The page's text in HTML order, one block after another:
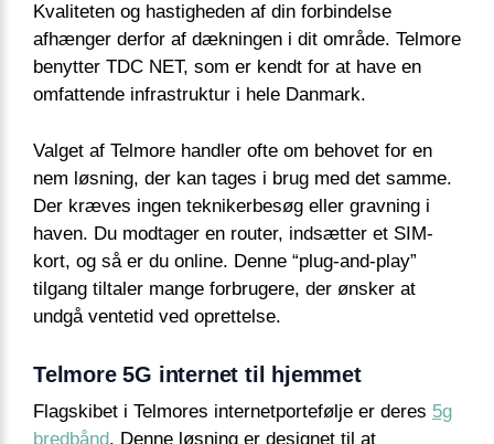
Kvaliteten og hastigheden af din forbindelse
afhænger derfor af dækningen i dit område. Telmore
benytter TDC NET, som er kendt for at have en
omfattende infrastruktur i hele Danmark.
Valget af Telmore handler ofte om behovet for en
nem løsning, der kan tages i brug med det samme.
Der kræves ingen teknikerbesøg eller gravning i
haven. Du modtager en router, indsætter et SIM-
kort, og så er du online. Denne “plug-and-play”
tilgang tiltaler mange forbrugere, der ønsker at
undgå ventetid ved oprettelse.
Telmore 5G internet til hjemmet
Flagskibet i Telmores internetportefølje er deres 5g
bredbånd. Denne løsning er designet til at